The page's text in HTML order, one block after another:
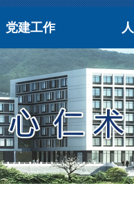
党建工作